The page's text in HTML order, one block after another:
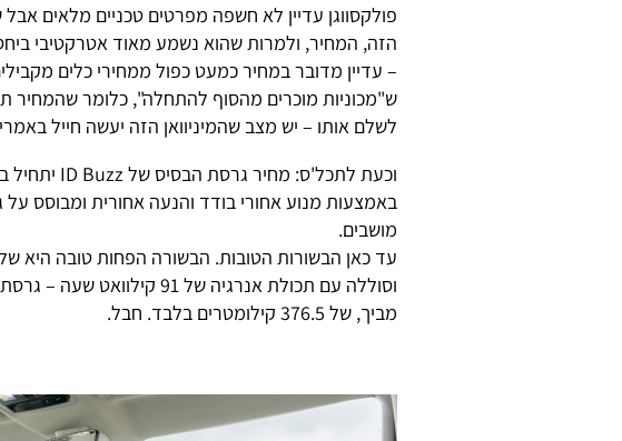
פולקסווגן עדיין לא חשפה מפרטים טכניים מלאים
הזה, המחיר, ולמרות שהוא נשמע מאוד אטרקטיבי
– עדיין מדובר במחיר כמעט כפול ממחירי כלים
ש"מכוניות מוכרים מהסוף להתחלה", כלומר שהמחיר
לשלם אותו – יש מצב שהמיניוואן הזה יעשה חייל
באמצעות מנוע אחורי בודד והנעה אחורית ומבוסס
מושבים.
וסוללה עם תכולת אנרגיה של
מביך, של 376.5 קילומטרים בלבד. חבל.